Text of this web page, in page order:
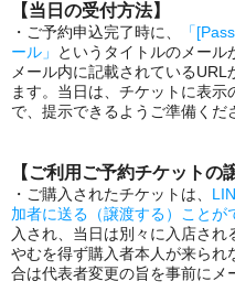
【当日の受付方法】
・ご予約申込完了時に、
「
ール」
というタイトルのメール
メール内に記載されている
ます。当日は、チケットに表
で、提示できるようご準備くだ
【ご利用ご予約チケットの
・ご購入されたチケットは、
加者に送る（譲渡する）ことが
入され、当日は別々に入店され
やむを得ず購入者本人が来ら
合は代表者変更の旨を事前にメ